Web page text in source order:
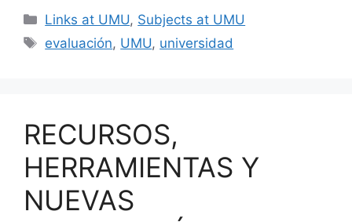
Categories
Links at UMU, Subjects at UMU
Tags
evaluación, UMU, universidad
RECURSOS,
HERRAMIENTAS Y
NUEVAS